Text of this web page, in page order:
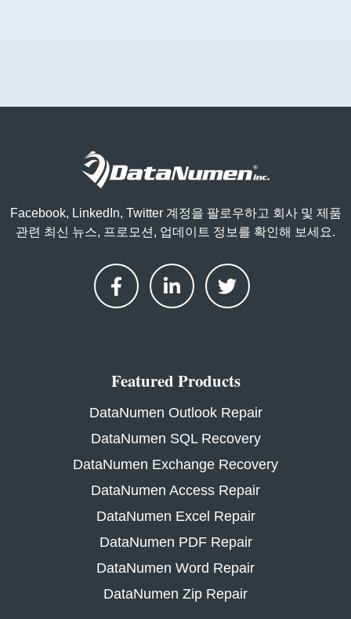
Facebook, LinkedIn, Twitter 계정을 팔로우하고 회사 및 제품
관련 최신 뉴스, 프로모션, 업데이트 정보를 확인해 보세요.
Featured Products
DataNumen Outlook Repair
DataNumen SQL Recovery
DataNumen Exchange Recovery
DataNumen Access Repair
DataNumen Excel Repair
DataNumen PDF Repair
DataNumen Word Repair
DataNumen Zip Repair